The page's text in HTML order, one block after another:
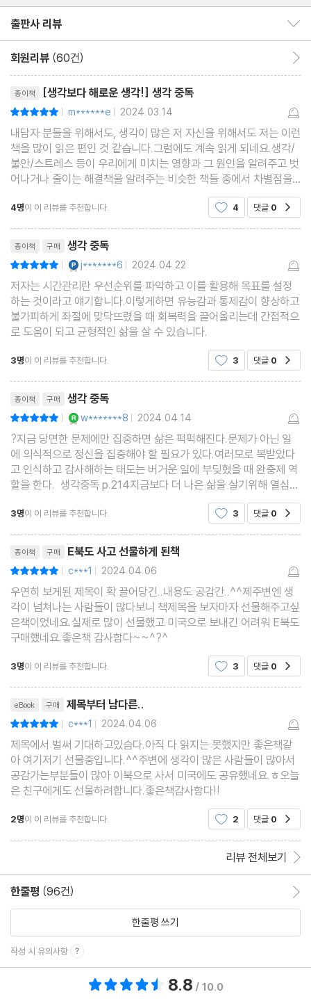
휘몰아치는 불안 차단하기: 걱정 미루기
5장. 생각의 기술_결코 스스로 불안에 빠지지 않을 것
우리는 서로 다른 세상을 본다
불안에 빠진 ‘내 세상’을 지우는 방법
인지행동치료로 자기 대화 재구성하기
6장. 오늘을 사는 법_인생을 낭비하지 않는 생존 전략
태도 1 통제할 수 없는 일이 아니라 통제할 수 있는 일에 집중한다
태도 2 할 수 없는 일이 아니라 할 수 있는 일에 집중한다
태도 3 갖지 못한 것이 아니라 가진 것에 집중한다
태도 4 과거나 미래가 아닌 현재에 집중한다
태도 5 원하는 것이 아니라 필요한 것에 집중한다
쉬지 않고 지껄여대는 지긋지긋한 친구 ‘반추’ 없애기
출판사 리뷰
회원리뷰 (60건)
종이책 [생각보다 해로운 생각!] 생각 중독
| m******e | 2024.03.14
내담자 분들을 위해서도, 생각이 많은 저 자신을 위해서도 저는 이런
책을 많이 읽은 편인 것 같습니다.그럼에도 계속 읽게 되네요.생각/
불안/스트레스 등이 우리에게 미치는 영향과 그 원인을 알려주고 벗
어나거나 줄이는 해결책을 알려주는 비슷한 책들 중에서 차별점을
지니려면 아래 세 가지가 중요할 것 같아요.제목으로 사로잡기도입
부의 설득력참신하고 구체적인 방법 제안하기이
4명이 이 리뷰를 추천합니다. 4 댓글 0
종이책 구매 생각 중독
| j*******6 | 2024.04.22
저자는 시간관리란 우선순위를 파악하고 이를 활용해 목표를 설정
하는 것이라고 얘기합니다.이렇게하면 유능감과 통제감이 향상하고
불가피하게 좌절에 맞닥뜨렸을 때 회복력을 끌어올리는데 간접적으
로 도움이 되고 균형적인 삶을 살 수 있습니다.
3명이 이 리뷰를 추천합니다. 3 댓글 0
종이책 구매 생각 중독
| w*******8 | 2024.04.14
?지금 당면한 문제에만 집중하면 삶은 퍽퍽해진다.문제가 아닌 일
에 의식적으로 정신을 집중해야 할 필요가 있다.여러모로 복받았다
고 인식하고 감사해하는 태도는 버거운 일에 부딪혔을 때 완충제 역
할을 한다. 생각중독 p.214지금보다 더 나은 삶을 살기위해 열심히
일하는 우리한살이라도 어렸을 때 경제활동을 열심히 하다보면 노
후에는 지금보다 나은 삶을 살 수 있을 거라는 기대
3명이 이 리뷰를 추천합니다. 3 댓글 0
종이책 구매 E북도 사고 선물하게 된책
| c***1 | 2024.04.06
우연히 보게된 제목이 확 끌어당긴..내용도 공감간..^^제주변엔 생
각이 넘쳐나는 사람들이 많다보니 책제목을 보자마자 선물해주고싶
은책이었네요.실제로 많이 선물했고 미국으로 보내긴 어려워 E북도
구매했네요.좋은책 감사함다~~^?^
3명이 이 리뷰를 추천합니다. 3 댓글 0
eBook 구매 제목부터 남다른..
| c***1 | 2024.04.06
제목에서 벌써 기대하고있슴다.아직 다 읽지는 못했지만 좋은책같
아 여기저기 선물중입니다.^^주변에 생각이 많은 사람들이 많아서
공감가는부분들이 많아 이북으로 사서 미국에도 공유했네요.ㅎ오늘
은 친구에게도 선물하려합니다.좋은책감사함다!!
2명이 이 리뷰를 추천합니다. 2 댓글 0
리뷰 전체보기
한줄평 (96건)
한줄평 쓰기
작성 시 유의사항
8.8 / 10.0